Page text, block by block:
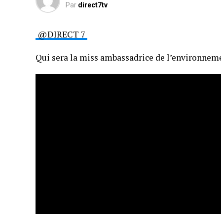
Par direct7tv
@DIRECT 7
Qui sera la miss ambassadrice de